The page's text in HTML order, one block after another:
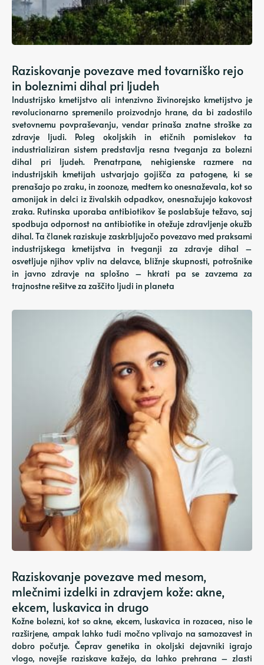
Raziskovanje povezave med tovarniško rejo
in boleznimi dihal pri ljudeh
Industrijsko kmetijstvo ali intenzivno živinorejsko kmetijstvo je
revolucionarno spremenilo proizvodnjo hrane, da bi zadostilo
svetovnemu povpraševanju, vendar prinaša znatne stroške za
zdravje ljudi. Poleg okoljskih in etičnih pomislekov ta
industrializiran sistem predstavlja resna tveganja za bolezni
dihal pri ljudeh. Prenatrpane, nehigienske razmere na
industrijskih kmetijah ustvarjajo gojišča za patogene, ki se
prenašajo po zraku, in zoonoze, medtem ko onesnaževala, kot so
amonijak in delci iz živalskih odpadkov, onesnažujejo kakovost
zraka. Rutinska uporaba antibiotikov še poslabšuje težavo, saj
spodbuja odpornost na antibiotike in otežuje zdravljenje okužb
dihal. Ta članek raziskuje zaskrbljujočo povezavo med praksami
industrijskega kmetijstva in tveganji za zdravje dihal –
osvetljuje njihov vpliv na delavce, bližnje skupnosti, potrošnike
in javno zdravje na splošno – hkrati pa se zavzema za
trajnostne rešitve za zaščito ljudi in planeta
Raziskovanje povezave med mesom,
mlečnimi izdelki in zdravjem kože: akne,
ekcem, luskavica in drugo
Kožne bolezni, kot so akne, ekcem, luskavica in rozacea, niso le
razširjene, ampak lahko tudi močno vplivajo na samozavest in
dobro počutje. Čeprav genetika in okoljski dejavniki igrajo
vlogo, novejše raziskave kažejo, da lahko prehrana – zlasti